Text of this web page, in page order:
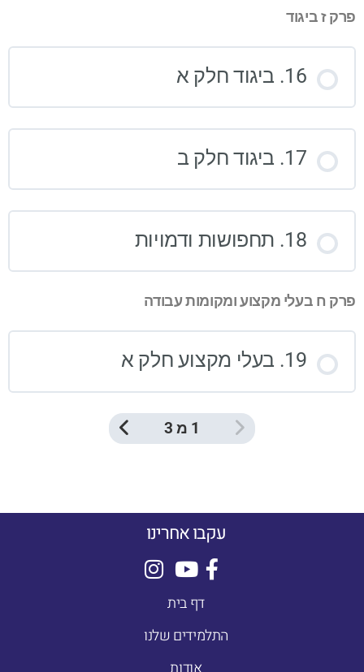
פרק ז ביגוד
16. ביגוד חלק א
17. ביגוד חלק ב
18. תחפושות ודמויות
פרק ח בעלי מקצוע ומקומות עבודה
19. בעלי מקצוע חלק א
1 מ 3
דף בית
התלמידים שלנו
עקבו אחרינו